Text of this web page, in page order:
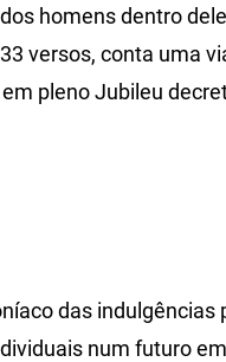
homens dentro
versos, conta uma
pleno Jubileu
das indulgências
num futuro